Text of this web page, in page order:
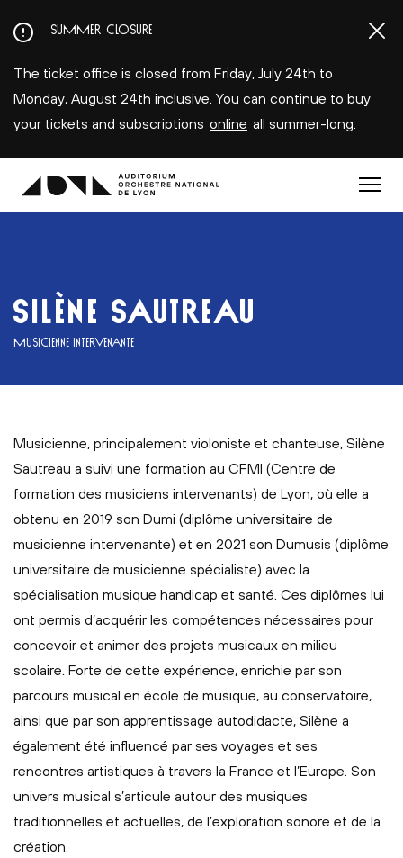
au
principal
SUMMER CLOSURE
The ticket office is closed from Friday, July 24th to
Monday, August 24th inclusive. You can continue to buy
your tickets and subscriptions online all summer-long.
Menu
SILÈNE SAUTREAU
MUSICIENNE INTERVENANTE
Musicienne, principalement violoniste et chanteuse, Silène
Sautreau a suivi une formation au CFMI (Centre de
formation des musiciens intervenants) de Lyon, où elle a
obtenu en 2019 son Dumi (diplôme universitaire de
musicienne intervenante) et en 2021 son Dumusis (diplôme
universitaire de musicienne spécialiste) avec la
spécialisation musique handicap et santé. Ces diplômes lui
ont permis d’acquérir les compétences nécessaires pour
concevoir et animer des projets musicaux en milieu
scolaire. Forte de cette expérience, enrichie par son
parcours musical en école de musique, au conservatoire,
ainsi que par son apprentissage autodidacte, Silène a
également été influencé par ses voyages et ses
rencontres artistiques à travers la France et l’Europe. Son
univers musical s’articule autour des musiques
traditionnelles et actuelles, de l’exploration sonore et de la
création.